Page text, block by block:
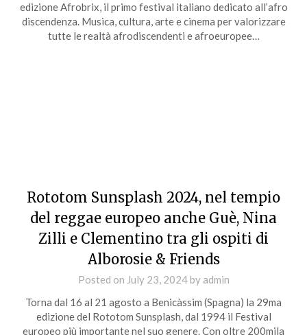
edizione Afrobrix, il primo festival italiano dedicato all’afro
discendenza. Musica, cultura, arte e cinema per valorizzare
tutte le realtà afrodiscendenti e afroeuropee…
Rototom Sunsplash 2024, nel tempio
del reggae europeo anche Guè, Nina
Zilli e Clementino tra gli ospiti di
Alborosie & Friends
Posted on July 23, 2024by admin
Torna dal 16 al 21 agosto a Benicàssim (Spagna) la 29ma
edizione del Rototom Sunsplash, dal 1994 il Festival
europeo più importante nel suo genere. Con oltre 200mila